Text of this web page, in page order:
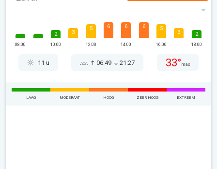
08:00
2
10:00
3
5
12:00
6 6
14:00
6 5
16:00
3 2
18:00
11 u 06:49 21:27 33° max
LAAG MODERAAT HOOG ZEER HOOG EXTREEM